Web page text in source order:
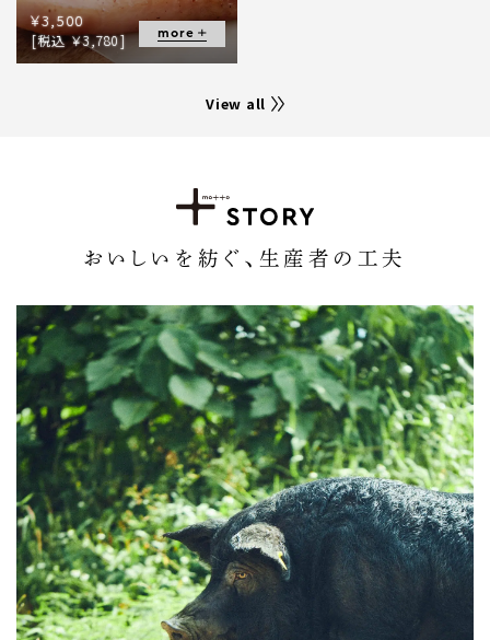
￥3,500
[税込 ￥3,780] more
View all
おいしいを紡ぐ、生産者の工夫